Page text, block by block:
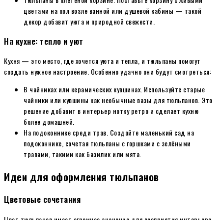
цветами на пол возле ванной или душевой кабины — такой
декор добавит уюта и природной свежести.
На кухне: тепло и уют
Кухня — это место, где хочется уюта и тепла, и тюльпаны помогут
создать нужное настроение. Особенно удачно они будут смотреться:
В чайниках или керамических кувшинах. Используйте старые
чайники или кувшины как необычные вазы для тюльпанов. Это
решение добавит в интерьер нотку ретро и сделает кухню
более домашней.
На подоконнике среди трав. Создайте маленький сад на
подоконнике, сочетая тюльпаны с горшками с зелёными
травами, такими как базилик или мята.
Идеи для оформления тюльпанов
Цветовые сочетания